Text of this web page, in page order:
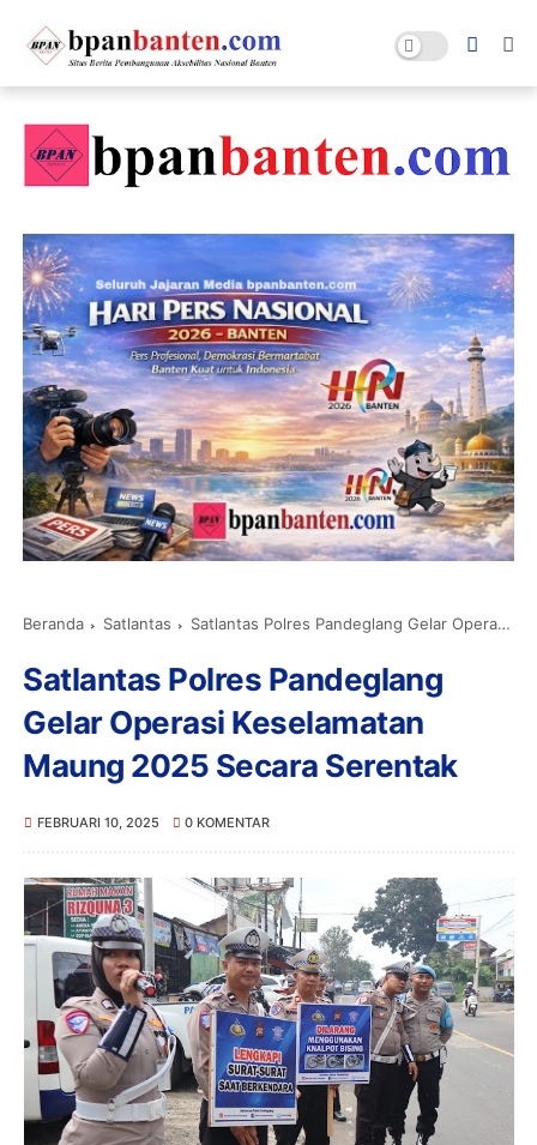
Beranda Satlantas Satlantas Polres Pandeglang Gelar Operasi Keselamatan Maung 2025 Secara Serentak
Satlantas Polres Pandeglang
Gelar Operasi Keselamatan
Maung 2025 Secara Serentak
FEBRUARI 10, 2025 0 KOMENTAR